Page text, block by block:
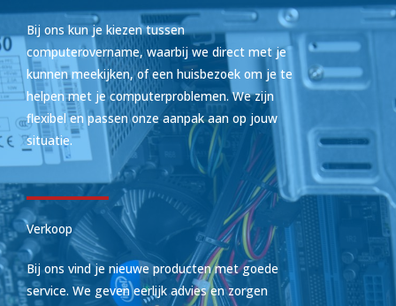
Bij ons kun je kiezen tussen
computerovername, waarbij we direct met je
kunnen meekijken, of een huisbezoek om je te
helpen met je computerproblemen. We zijn
flexibel en passen onze aanpak aan op jouw
situatie.
Verkoop
Bij ons vind je nieuwe producten met goede
service. We geven eerlijk advies en zorgen